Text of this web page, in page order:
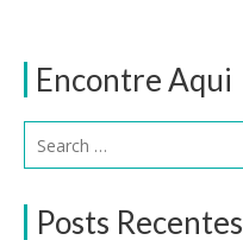
Encontre Aqui
Posts Recentes